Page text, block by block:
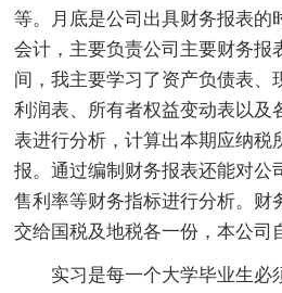
等。月底是公司出具财务报表的
会计，主要负责公司主要财务报
间，我主要学习了资产负债表、
利润表、所有者权益变动表以及
表进行分析，计算出本期应纳税
报。通过编制财务报表还能对公
售利率等财务指标进行分析。财
交给国税及地税各一份，本公司
实习是每一个大学毕业生必